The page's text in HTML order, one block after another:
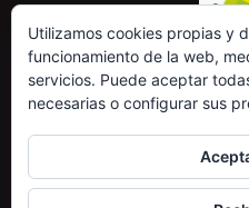
Utilizamos cookies propias y
funcionamiento de la web,
servicios. Puede aceptar
necesarias o configurar sus